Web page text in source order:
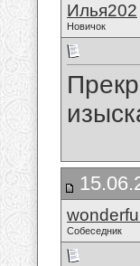
Илья202
Новичок
Собеседник